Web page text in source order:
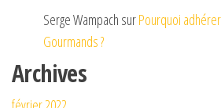
Serge Wampach surPourquoi
Gourmands ?
Archives